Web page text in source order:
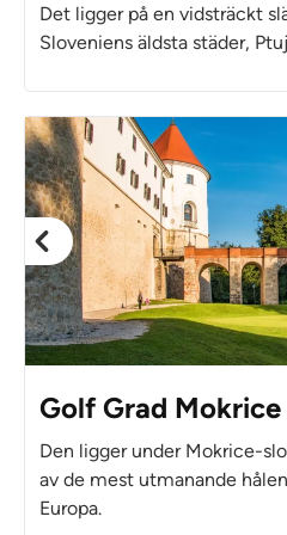
Det ligger på en vidsträckt
Sloveniens äldsta städer,
Golf Grad Mokrice
Den ligger under Mokrice-
av de mest utmanande
Europa.